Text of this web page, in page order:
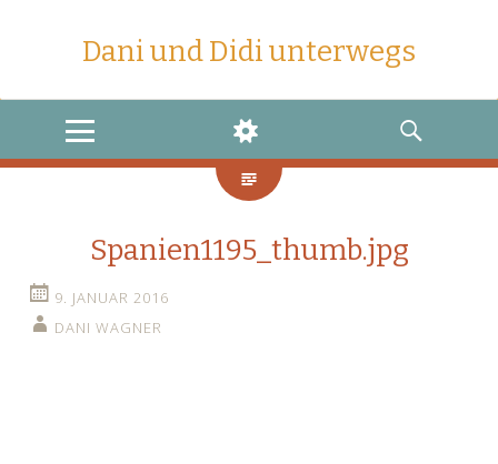
Dani und Didi unterwegs
MENU
WIDGETS
SEARCH
Spanien1195_thumb.jpg
9. JANUAR 2016
DANI WAGNER